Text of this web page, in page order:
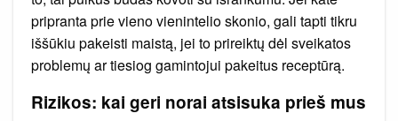
pripranta prie vieno vienintelio skonio, gali tapti tikru
iššūkiu pakeisti maistą, jei to prireiktų dėl sveikatos
problemų ar tiesiog gamintojui pakeitus receptūrą.
Rizikos: kai geri norai atsisuka prieš mus